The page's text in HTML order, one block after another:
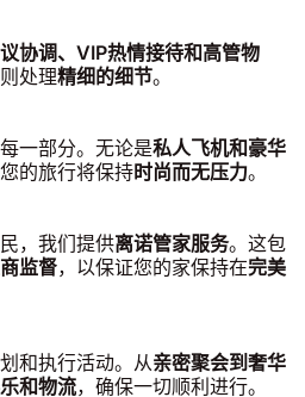
协调、VIP热情接待和高管物
处理精细的细节。
一部分。无论是私人飞机和豪华
的旅行将保持时尚而无压力。
，我们提供离诺管家服务。这包
监督，以保证您的家保持在完美
和执行活动。从亲密聚会到奢华
和物流，确保一切顺利进行。